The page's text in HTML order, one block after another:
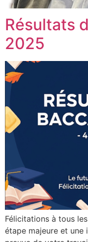
Résultats
2025
Félicitations à tous
étape majeure et une